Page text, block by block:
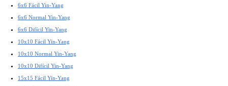
6x6 Fácil Yin-Yang
6x6 Normal Yin-Yang
6x6 Difícil Yin-Yang
10x10 Fácil Yin-Yang
10x10 Normal Yin-Yang
10x10 Difícil Yin-Yang
15x15 Fácil Yin-Yang